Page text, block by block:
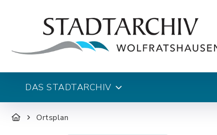
DAS STADTARCHIV
Ortsplan